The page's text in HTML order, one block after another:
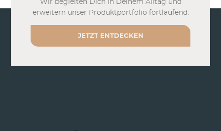
Wir begleiten Dich in Deinem Alltag und
erweitern unser Produktportfolio fortlaufend.
JETZT ENTDECKEN